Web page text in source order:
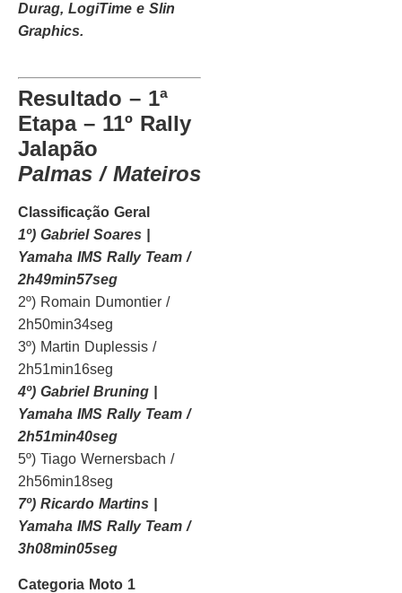
Durag, LogiTime e Slin
Graphics.
Resultado – 1ª
Etapa – 11º Rally
Jalapão
Palmas / Mateiros
Classificação Geral
1º) Gabriel Soares |
Yamaha IMS Rally Team /
2h49min57seg
2º) Romain Dumontier /
2h50min34seg
3º) Martin Duplessis /
2h51min16seg
4º) Gabriel Bruning |
Yamaha IMS Rally Team /
2h51min40seg
5º) Tiago Wernersbach /
2h56min18seg
7º) Ricardo Martins |
Yamaha IMS Rally Team /
3h08min05seg
Categoria Moto 1